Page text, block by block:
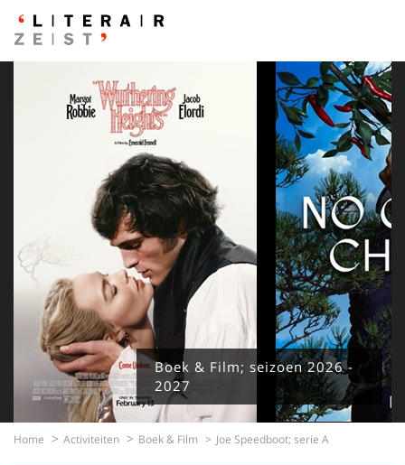
Boek & Film; seizoen 2026 -
2027
Home Activiteiten Boek & Film Joe Speedboot; serie A